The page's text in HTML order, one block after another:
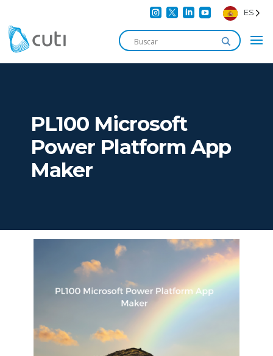
    ES
PL100 Microsoft
Power Platform App
Maker